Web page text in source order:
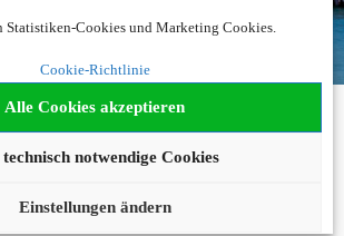
Statistiken-Cookies und Marketing Cookies.
Cookie-Richtlinie
Alle Cookies akzeptieren
notwendige Cookies
Einstellungen ändern